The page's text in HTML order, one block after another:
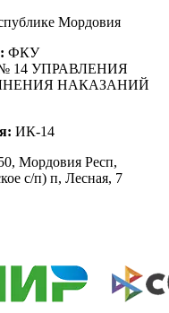
Мордовия
ФКУ
14 УПРАВЛЕНИЯ
НАКАЗАНИЙ
ИК-14
Мордовия Респ,
с/п) п, Лесная, 7